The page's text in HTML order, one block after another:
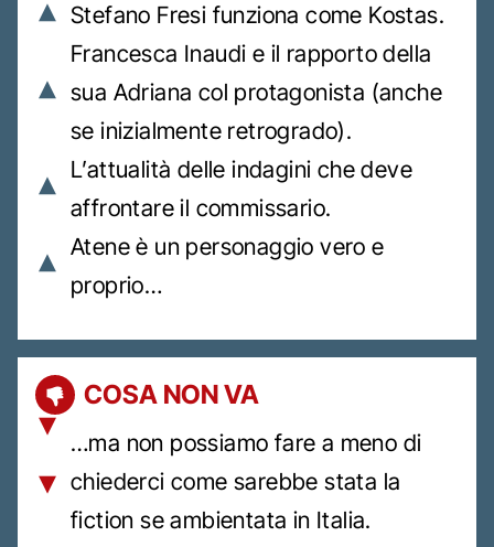
Stefano Fresi funziona come Kostas.
Francesca Inaudi e il rapporto della
sua Adriana col protagonista (anche
se inizialmente retrogrado).
L’attualità delle indagini che deve
affrontare il commissario.
Atene è un personaggio vero e
proprio…
COSA NON VA
…ma non possiamo fare a meno di
chiederci come sarebbe stata la
fiction se ambientata in Italia.